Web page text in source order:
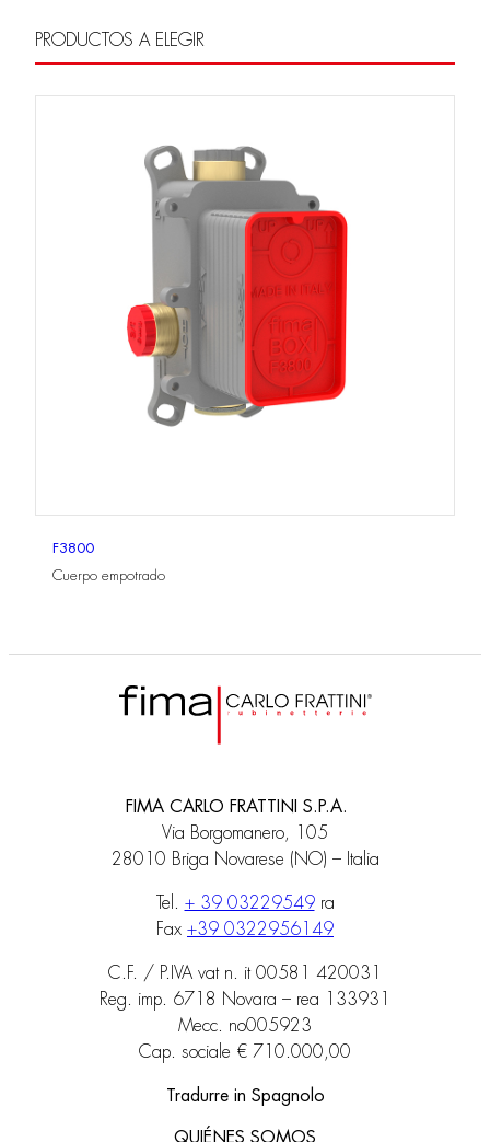
PRODUCTOS A ELEGIR
F3800
Cuerpo empotrado
FIMA CARLO FRATTINI S.P.A.
Via Borgomanero, 105
28010 Briga Novarese (NO) – Italia
Tel. + 39 03229549ra
Fax +39 0322956149
C.F. / P.IVA vat n. it 00581 420031
Reg. imp. 6718 Novara – rea 133931
Mecc. no005923
Cap. sociale € 710.000,00
Tradurre in Spagnolo
QUIÉNES SOMOS